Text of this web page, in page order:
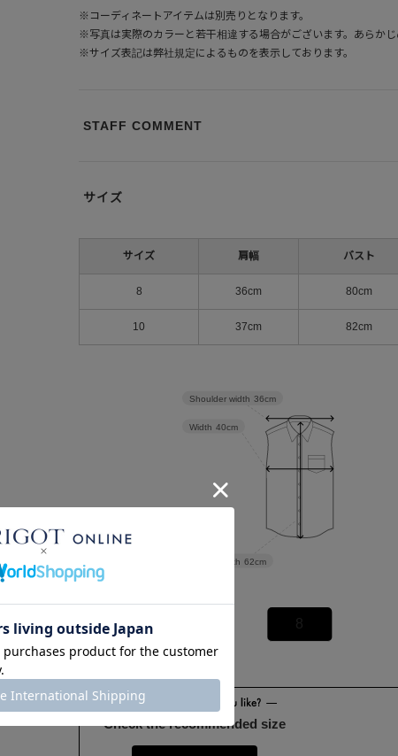
※コーディネートアイテムは別売りとなります。
※写真は実際のカラーと若干相違する場合がございます。あらかじ
※サイズ表記は弊社規定によるものを表示しております。
STAFF COMMENT
サイズ
サイズ 肩幅 バスト
8 36cm 80cm
10 37cm 82cm
Length 62cm
Width 40cm
Shoulder width 36cm
8
Check the recommended size